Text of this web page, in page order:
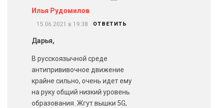
Илья Рудомилов
15.06.2021 в 19:38 ОТВЕТИТЬ
Дарья,
В русскоязычной среде
антипрививочное движение
крайне сильно, очень идет ему
на руку общий низкий уровень
образования. Жгут вышки 5G,